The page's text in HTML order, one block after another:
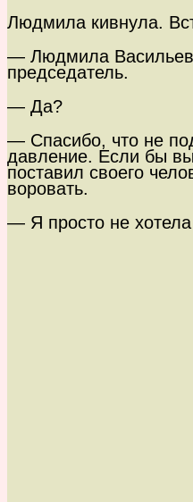
Людмила кивнула.
— Людмила
председатель.
— Да?
— Спасибо, что не
давление. Если бы
поставил своего
воровать.
— Я просто не